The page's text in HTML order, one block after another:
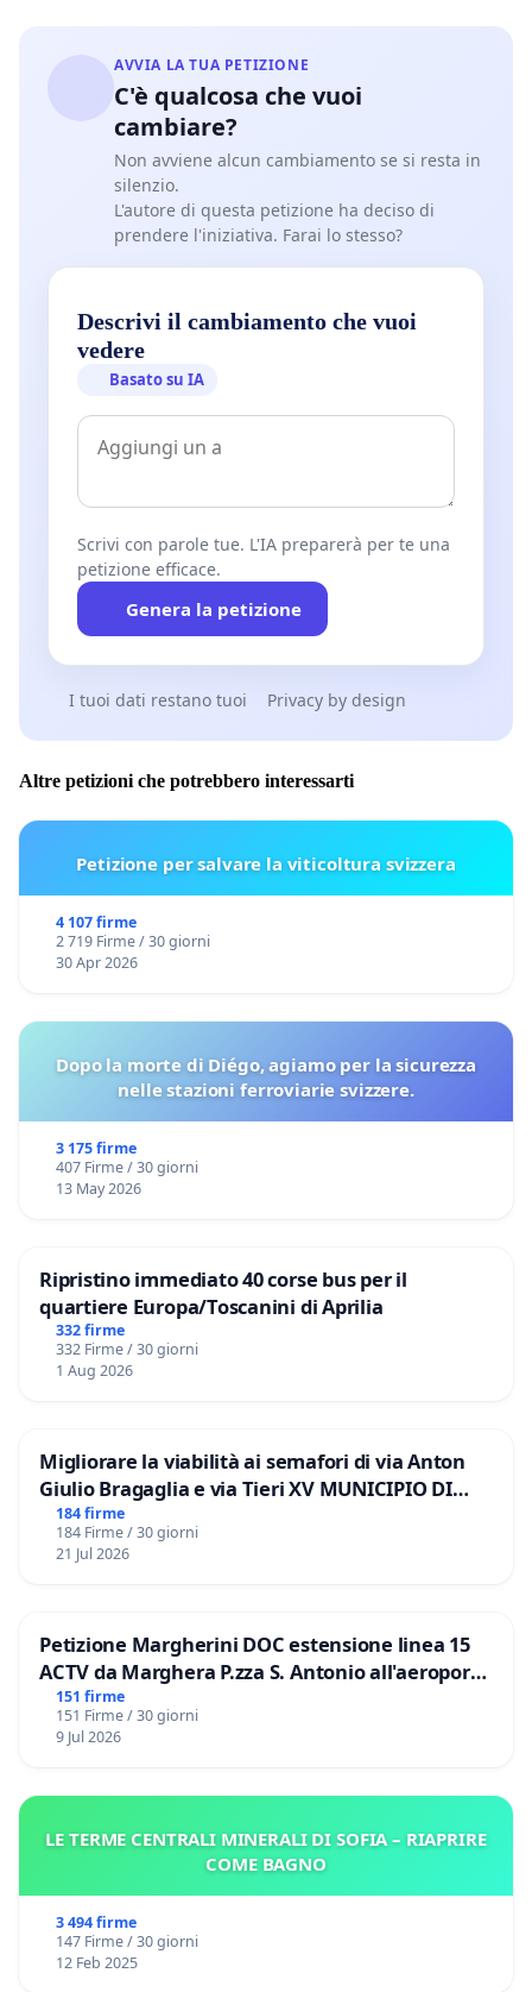
AVVIA LA TUA PETIZIONE
C'è qualcosa che vuoi
cambiare?
Non avviene alcun cambiamento se si resta in
silenzio.
L'autore di questa petizione ha deciso di
prendere l'iniziativa. Farai lo stesso?
Descrivi il cambiamento che vuoi
vedere
Basato su IA
Scrivi con parole tue. L'IA preparerà per te una
petizione efficace.
Genera la petizione
I tuoi dati restano tuoi Privacy by design
Altre petizioni che potrebbero interessarti
Petizione per salvare la viticoltura svizzera
4 107 firme
2 719 Firme / 30 giorni
30 Apr 2026
Dopo la morte di Diégo, agiamo per la sicurezza
nelle stazioni ferroviarie svizzere.
3 175 firme
407 Firme / 30 giorni
13 May 2026
Ripristino immediato 40 corse bus per il
quartiere Europa/Toscanini di Aprilia
332 firme
332 Firme / 30 giorni
1 Aug 2026
Migliorare la viabilità ai semafori di via Anton
Giulio Bragaglia e via Tieri XV MUNICIPIO DI
ROMA
184 firme
184 Firme / 30 giorni
21 Jul 2026
Petizione Margherini DOC estensione linea 15
ACTV da Marghera P.zza S. Antonio all'aeroporto
Marco Polo tariffa a € 1,50
151 firme
151 Firme / 30 giorni
9 Jul 2026
LE TERME CENTRALI MINERALI DI SOFIA – RIAPRIRE
COME BAGNO
3 494 firme
147 Firme / 30 giorni
12 Feb 2025